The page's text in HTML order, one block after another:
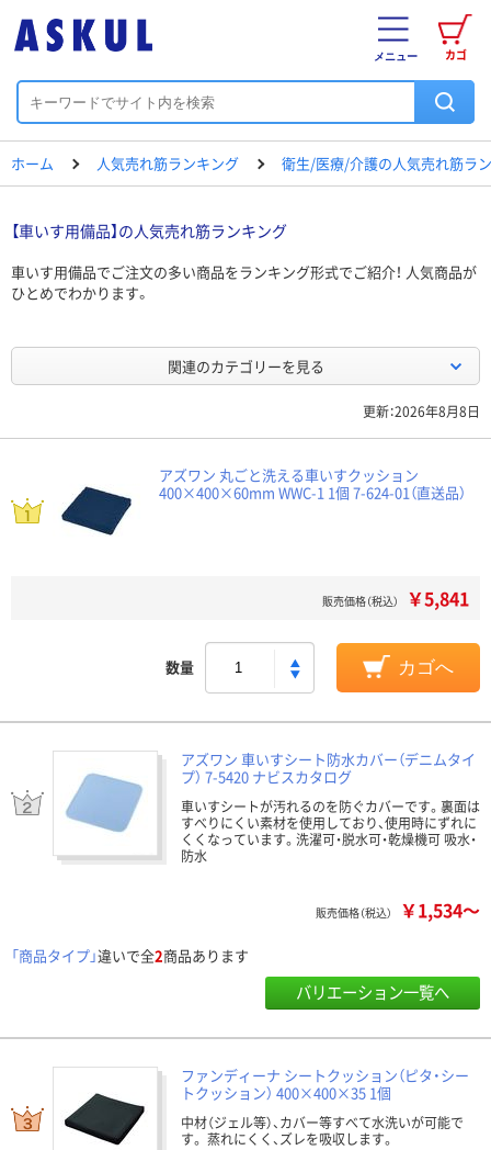
カゴ
メニュー
ホーム 人気売れ筋ランキング 衛生/医療/介護の人気売れ筋ラ
【車いす用備品】の人気売れ筋ランキング
車いす用備品でご注文の多い商品をランキング形式でご紹介！ 人気商品が
ひとめでわかります。
関連のカテゴリーを見る
更新：2026年8月8日
アズワン 丸ごと洗える車いすクッション
400×400×60mm WWC-1 1個 7-624-01（直送品）
販売価格（税込） ￥5,841
数量 カゴへ
アズワン 車いすシート防水カバー（デニムタイ
プ） 7-5420 ナビスカタログ
車いすシートが汚れるのを防ぐカバーです。裏面は
すべりにくい素材を使用しており、使用時にずれに
くくなっています。洗濯可・脱水可・乾燥機可 吸水・
防水
販売価格（税込） ￥1,534～
「商品タイプ」違いで全2商品あります
バリエーション一覧へ
ファンディーナ シートクッション（ピタ・シー
トクッション） 400×400×35 1個
中材（ジェル等）、カバー等すべて水洗いが可能で
す。 蒸れにくく、ズレを吸収します。